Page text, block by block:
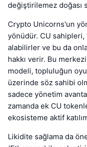
değiştirilemez doğası
Crypto Unicorns'un
yönüdür. CU
alabilirler ve bu da
hakkı verir. Bu
modeli, topluluğun
üzerinde söz sahibi
sadece yönetim
zamanda ek CU
ekosisteme aktif
Likidite sağlama da